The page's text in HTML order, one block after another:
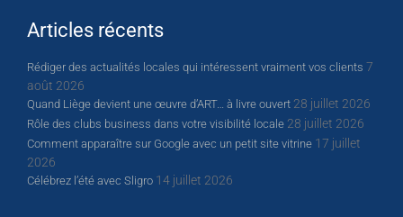
Articles récents
Rédiger des actualités locales qui intéressent vraiment vos clients 7
août 2026
Quand Liège devient une œuvre d’ART… à livre ouvert 28 juillet 2026
Rôle des clubs business dans votre visibilité locale 28 juillet 2026
Comment apparaître sur Google avec un petit site vitrine 17 juillet
2026
Célébrez l’été avec Sligro 14 juillet 2026